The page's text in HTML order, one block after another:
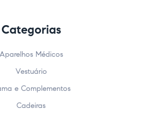
Categorias
Aparelhos Médicos
Vestuário
e Complementos
Cadeiras